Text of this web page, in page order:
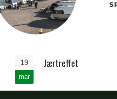
19
mar
Jærtreffet